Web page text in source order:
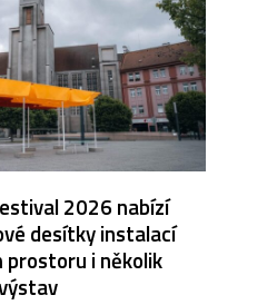
2026 nabízí
desítky instalací
prostoru i několik